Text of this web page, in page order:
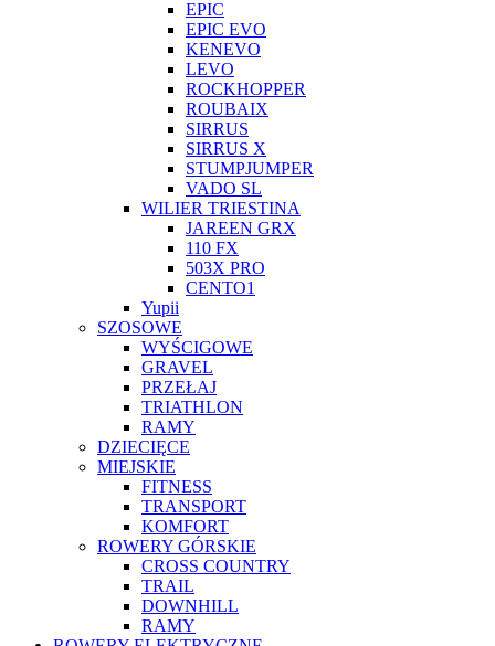
EPIC
EPIC EVO
KENEVO
LEVO
ROCKHOPPER
ROUBAIX
SIRRUS
SIRRUS X
STUMPJUMPER
VADO SL
WILIER TRIESTINA
JAREEN GRX
110 FX
503X PRO
CENTO1
Yupii
SZOSOWE
WYŚCIGOWE
GRAVEL
PRZEŁAJ
TRIATHLON
RAMY
DZIECIĘCE
MIEJSKIE
FITNESS
TRANSPORT
KOMFORT
ROWERY GÓRSKIE
CROSS COUNTRY
TRAIL
DOWNHILL
RAMY